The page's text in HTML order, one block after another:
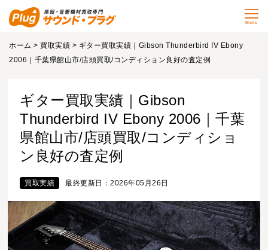
Menu
ホーム > 買取実績 > ギター買取実績｜Gibson Thunderbird IV Ebony
2006｜千葉県館山市/店頭買取/コンディション良好の査定例
ギター買取実績｜Gibson
Thunderbird IV Ebony 2006｜千葉
県館山市/店頭買取/コンディショ
ン良好の査定例
買取実績 最終更新日：2026年05月26日